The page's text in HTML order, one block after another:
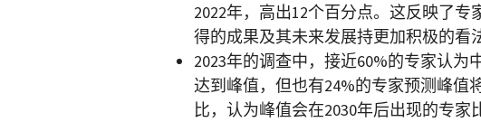
2022年，高出12个百分点。这反映了
得的成果及其未来发展持更加积极的看
2023年的调查中，接近60%的专家认为
达到峰值，但也有24%的专家预测峰值
比，认为峰值会在2030年后出现的专